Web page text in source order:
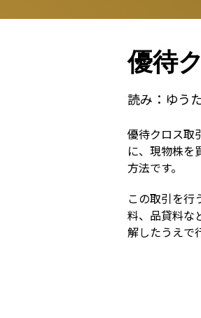
優待
読み： ゆう
優待クロス取
に、現物株を
方法です。
この取引を行
料、品貸料な
解したうえで